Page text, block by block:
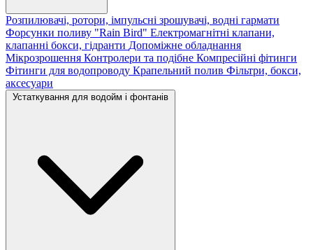
Розпилювачі, ротори, імпульсні зрошувачі, водні гармати
Форсунки поливу "Rain Bird" Електромагнітні клапани,
клапанні бокси, гідранти Допоміжне обладнання
Мікрозрошення Контролери та подібне Компресійні фітинги
Фітинги для водопроводу Крапельний полив Фільтри, бокси,
аксесуари
Устаткування для водойм і фонтанів